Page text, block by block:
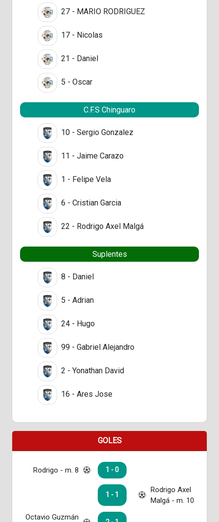
27 - MARIO RODRIGUEZ
17 - Nicolas
21 - Daniel
5 - Oscar
C.F.S Chinguaro
10 - Sergio Gonzalez
11 - Jaime Carazo
1 - Felipe Vela
6 - Cristian Garcia
22 - Rodrigo Axel Malgá
Suplentes
8 - Daniel
5 - Adrian
24 - Hugo
99 - Gabriel Alejandro
2 - Yonathan David
16 - Ares Jose
GOLES
Rodrigo - m. 8 1 - 0
1 - 1
Rodrigo Axel
Malgá - m. 10
Octavio Guzmán